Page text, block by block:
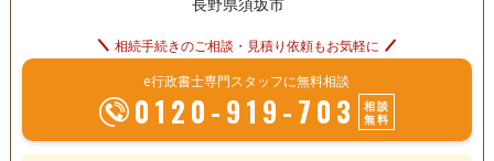
相続手続きのご相談・見積り依頼もお気軽に
e行政書士専門スタッフに無料相談
0120-919-703
相談
無料